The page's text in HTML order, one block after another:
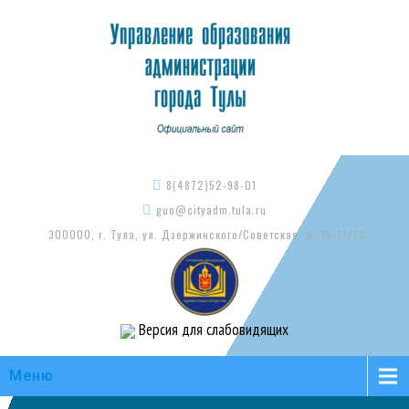
8(4872)52-98-01
guo@cityadm.tula.ru
300000, г. Тула, ул. Дзержинского/Советская, д. 15-17/73
Версия для слабовидящих
Меню